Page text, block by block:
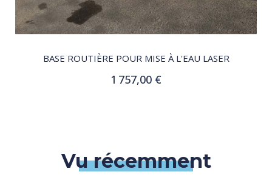
QUICK VIEW
BASE ROUTIÈRE POUR MISE À L'EAU LASER
1 757,00 €
Ajouter au panier
Vu récemment